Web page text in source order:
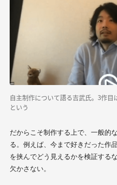
自主制作について語る吉武氏。3作目
という
だからこそ制作する上で、一般的
る。例えば、今まで好きだった作
を挟んでどう見えるかを検証する
欠かさない。